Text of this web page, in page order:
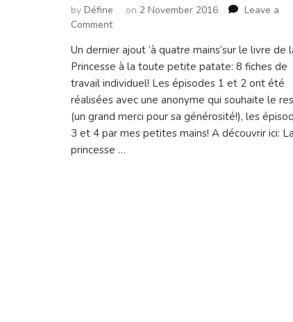
by Défine on 2 November 2016
Leave a
Commenton
dernier
petit
ajout
en
lecture…
Un dernier ajout ‘à quatre mains’sur le livre de
Princesse à la toute petite patate: 8 fiches de
travail individuel! Les épisodes 1 et 2 ont été
réalisées avec une anonyme qui souhaite le
(un grand merci pour sa générosité!), les
3 et 4 par mes petites mains! A découvrir ici: La
princesse …